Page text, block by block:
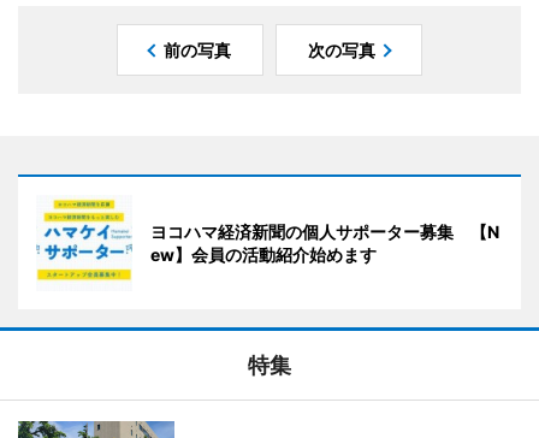
前の写真 次の写真
ヨコハマ経済新聞の個人サポーター募集 【N
ew】会員の活動紹介始めます
特集